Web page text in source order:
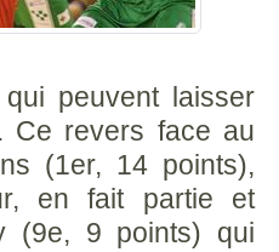
peuvent laisser
Ce revers face au
(1er, 14 points),
en fait partie et
(9e, 9 points) qui